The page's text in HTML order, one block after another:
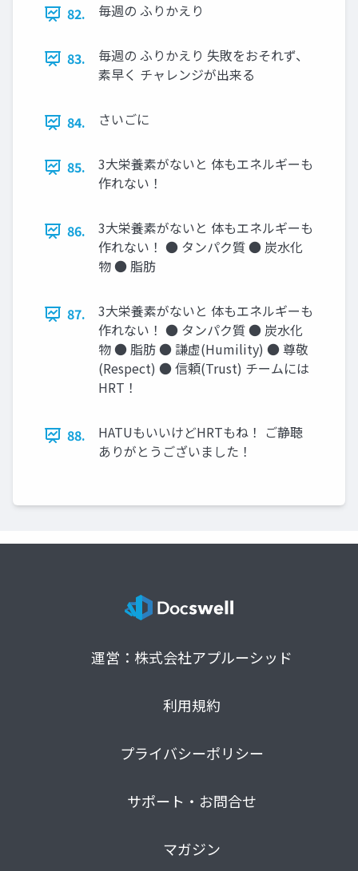
82. 毎週の ふりかえり
83.
毎週の ふりかえり 失敗をおそれず、
素早く チャレンジが出来る
84. さいごに
85.
3大栄養素がないと 体もエネルギーも
作れない！
86.
3大栄養素がないと 体もエネルギーも
作れない！ ● タンパク質 ● 炭水化
物 ● 脂肪
87.
3大栄養素がないと 体もエネルギーも
作れない！ ● タンパク質 ● 炭水化
物 ● 脂肪 ● 謙虚(Humility) ● 尊敬
(Respect) ● 信頼(Trust) チームには
HRT！
88.
HATUもいいけどHRTもね！ ご静聴
ありがとうございました！
運営：株式会社アプルーシッド
利用規約
プライバシーポリシー
サポート・お問合せ
マガジン